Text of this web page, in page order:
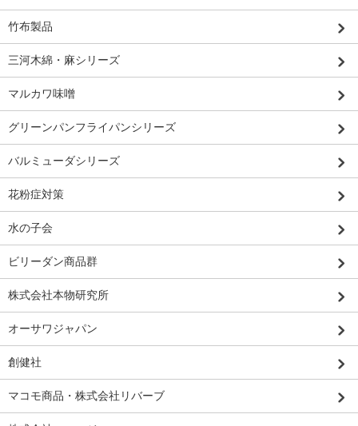
竹布製品
三河木綿・麻シリーズ
マルカワ味噌
グリーンパンフライパンシリーズ
バルミューダシリーズ
花粉症対策
水の子会
ビリーダン商品群
株式会社本物研究所
オーサワジャパン
創健社
マコモ商品・株式会社リバーブ